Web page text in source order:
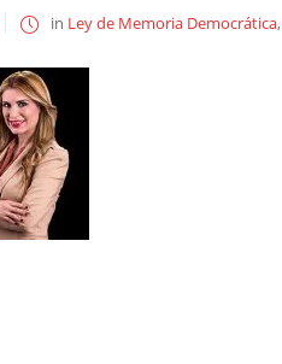
in Ley de Memoria Democrática,